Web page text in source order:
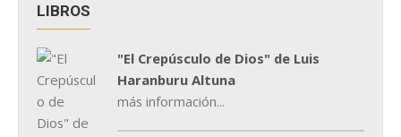
LIBROS
"El Crepúsculo de Dios" de Luis
Haranburu Altuna
más información...